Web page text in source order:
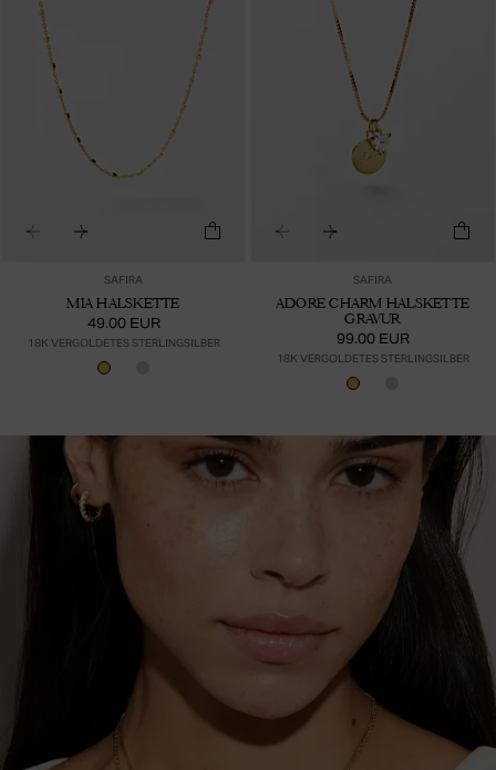
SAFIRA
MIA HALSKETTE
49.00 EUR
18K VERGOLDETES STERLINGSILBER
SAFIRA
ADORE CHARM HALSKETTE
GRAVUR
99.00 EUR
18K VERGOLDETES STERLINGSILBER